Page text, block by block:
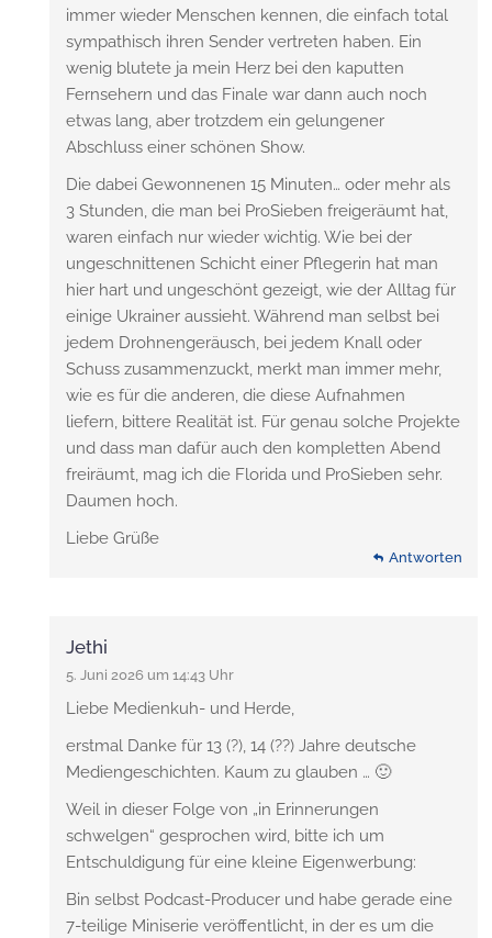
immer wieder Menschen kennen, die einfach total
sympathisch ihren Sender vertreten haben. Ein
wenig blutete ja mein Herz bei den kaputten
Fernsehern und das Finale war dann auch noch
etwas lang, aber trotzdem ein gelungener
Abschluss einer schönen Show.
Die dabei Gewonnenen 15 Minuten… oder mehr als
3 Stunden, die man bei ProSieben freigeräumt hat,
waren einfach nur wieder wichtig. Wie bei der
ungeschnittenen Schicht einer Pflegerin hat man
hier hart und ungeschönt gezeigt, wie der Alltag für
einige Ukrainer aussieht. Während man selbst bei
jedem Drohnengeräusch, bei jedem Knall oder
Schuss zusammenzuckt, merkt man immer mehr,
wie es für die anderen, die diese Aufnahmen
liefern, bittere Realität ist. Für genau solche Projekte
und dass man dafür auch den kompletten Abend
freiräumt, mag ich die Florida und ProSieben sehr.
Daumen hoch.
Liebe Grüße
Antworten
Jethi
5. Juni 2026 um 14:43 Uhr
Liebe Medienkuh- und Herde,
erstmal Danke für 13 (?), 14 (??) Jahre deutsche
Mediengeschichten. Kaum zu glauben … 🙂
Weil in dieser Folge von „in Erinnerungen
schwelgen“ gesprochen wird, bitte ich um
Entschuldigung für eine kleine Eigenwerbung:
Bin selbst Podcast-Producer und habe gerade eine
7-teilige Miniserie veröffentlicht, in der es um die